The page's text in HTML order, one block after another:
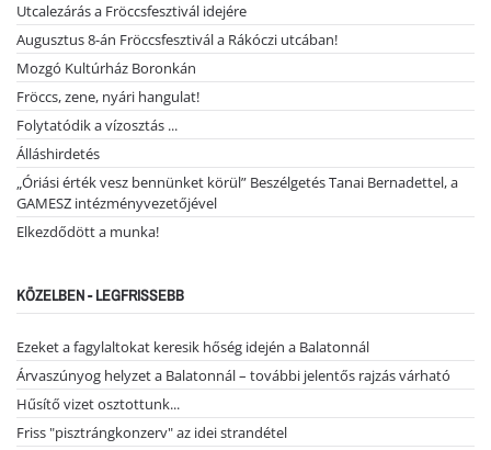
Utcalezárás a Fröccsfesztivál idejére
Augusztus 8-án Fröccsfesztivál a Rákóczi utcában!
Mozgó Kultúrház Boronkán
Fröccs, zene, nyári hangulat!
Folytatódik a vízosztás ...
Álláshirdetés
„Óriási érték vesz bennünket körül” Beszélgetés Tanai Bernadettel, a
GAMESZ intézményvezetőjével
Elkezdődött a munka!
KÖZELBEN - LEGFRISSEBB
Ezeket a fagylaltokat keresik hőség idején a Balatonnál
Árvaszúnyog helyzet a Balatonnál – további jelentős rajzás várható
Hűsítő vizet osztottunk...
Friss "pisztrángkonzerv" az idei strandétel